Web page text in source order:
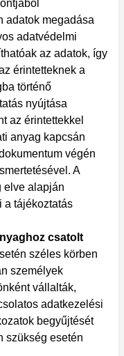
adatok megadása
adatvédelmi
az adatok, így
érintetteknek a
történő
nyújtása
az érintettekkel
anyag kapcsán
végén
A
elve alapján
a tájékoztatás
csatolt
széles körben
személyek
vállalták,
adatkezelési
begyűjtését
szükség esetén